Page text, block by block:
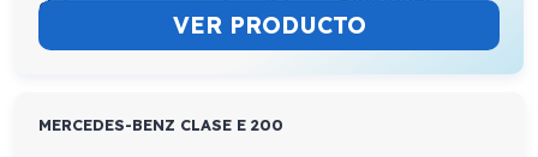
VER PRODUCTO
MERCEDES-BENZ CLASE E 200